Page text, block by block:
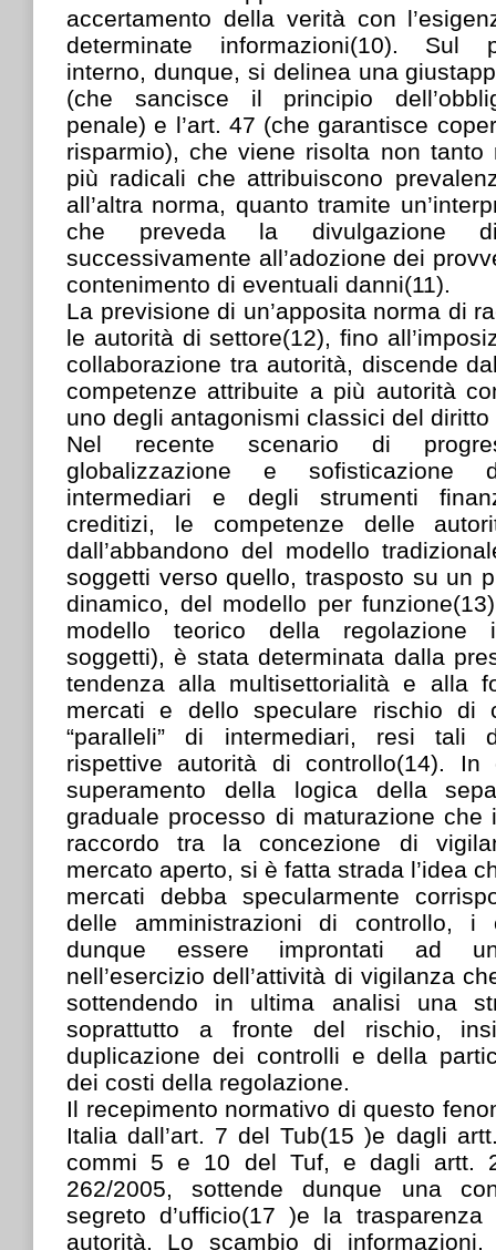
accertamento della verità con
determinate informazioni(10). Sul
interno, dunque, si delinea una
(che sancisce il principio
penale) e l’art. 47 (che garantisce
risparmio), che viene risolta non tanto
più radicali che attribuiscono
all’altra norma, quanto tramite
che preveda la divulgazione
successivamente all’adozione dei
contenimento di eventuali danni(11).
La previsione di un’apposita norma di
le autorità di settore(12), fino
collaborazione tra autorità, discende
competenze attribuite a più autorità
uno degli antagonismi classici del diritto
Nel recente scenario di
globalizzazione e sofisticazione
intermediari e degli strumenti
creditizi, le competenze delle
dall’abbandono del modello
soggetti verso quello, trasposto su un
dinamico, del modello per
modello teorico della regolazione
soggetti), è stata determinata dalla
tendenza alla multisettorialità e alla
mercati e dello speculare rischio di
“paralleli” di intermediari, resi tali
rispettive autorità di controllo(14). In
superamento della logica della
graduale processo di maturazione che
raccordo tra la concezione di
mercato aperto, si è fatta strada l’idea
mercati debba specularmente
delle amministrazioni di controllo, i
dunque essere improntati ad
nell’esercizio dell’attività di vigilanza
sottendendo in ultima analisi una
soprattutto a fronte del rischio,
duplicazione dei controlli e della
dei costi della regolazione.
Il recepimento normativo di questo
Italia dall’art. 7 del Tub(15 )e dagli
commi 5 e 10 del Tuf, e dagli artt.
262/2005, sottende dunque una
segreto d’ufficio(17 )e la
autorità. Lo scambio di